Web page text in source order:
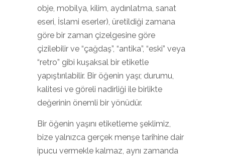
obje, mobilya, kilim, aydınlatma, sanat
eseri, İslami eserler), üretildiği zamana
göre bir zaman çizelgesine göre
çizilebilir ve “çağdaş”, “antika”, “eski” veya
“retro” gibi kuşaksal bir etiketle
yapıştırılabilir. Bir öğenin yaşı; durumu,
kalitesi ve göreli nadirliği ile birlikte
değerinin önemli bir yönüdür.
Bir öğenin yaşını etiketleme şeklimiz,
bize yalnızca gerçek menşe tarihine dair
ipucu vermekle kalmaz, aynı zamanda